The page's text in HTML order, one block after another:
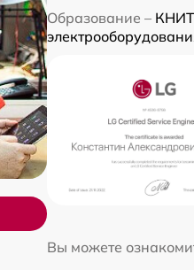
Образование –
Вы можете